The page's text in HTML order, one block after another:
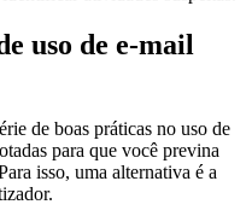
uso de e-mail
de boas práticas no uso de
para que você previna
isso, uma alternativa é a